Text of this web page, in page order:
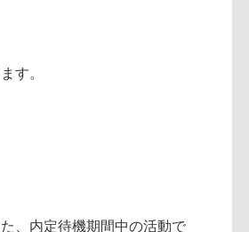
す。
、内定待機期間中の活動で